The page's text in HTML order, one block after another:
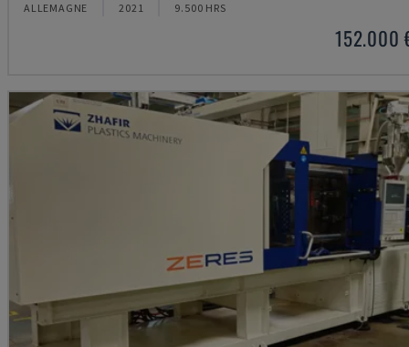
ALLEMAGNE 2021 9.500 HRS
152.000